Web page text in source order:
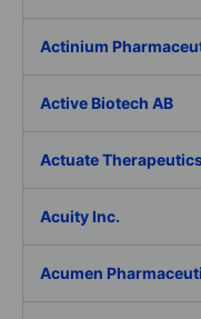
Actinium
Active Biotech AB
Actuate
Acuity Inc.
Acumen